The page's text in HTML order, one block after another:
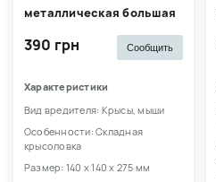
металлическая большая
390 грн Сообщить
Характеристики
Вид вредителя: Крысы, мыши
Особенности: Складная
крысоловка
Размер: 140 х 140 х 275 мм